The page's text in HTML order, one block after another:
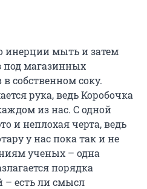
инерции мыть и затем
под магазинных
собственном соку.
рука, ведь Коробочка
из нас. С одной
и неплохая черта, ведь
у нас пока так и не
ученых – одна
порядка
– есть ли смысл